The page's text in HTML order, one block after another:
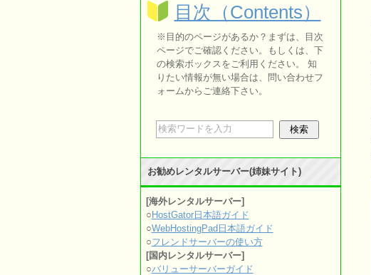
目次（Contents）
※目的のページがあるか？まずは、目次
ページでご確認ください。もしくは、下
の検索ボックスをご利用ください。 知
りたい情報が無い場合は、問い合わせフ
ォームからご連絡下さい。
お勧めレンタルサーバー(姉妹サイト)
[海外レンタルサーバー]
○ HostGator日本語ガイド
○WebHostingPad日本語ガイド
○フレンドサーバーの使い方
[国内レンタルサーバー]
○バリューサーバーガイド